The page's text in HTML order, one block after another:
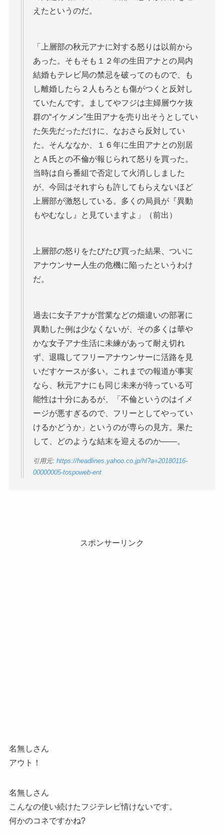
えたというのだ。
「上層部の秋元アナに対する怒りは以前から
あった。そもそも１２年の生田アナとの局内
結婚もテレビ局の禁忌を破ってのもので、も
し離婚したら２人もろとも傷がつくと反対し
ていたんです。ましてやフジは主婦層ウケ抜
群の“イケメン”生田アナを売り出そうとしてい
た矢先だっただけに、なおさら反対してい
た。そんななか、１６年に生田アナとの別居
とＡ氏との不倫が報じられて怒りを買った。
当時は自ら番組で否定して火消ししました
が、今回はそれすらも許してもらえないほど
上層部が激怒している。多くの局員が『異動
もやむなし』と見ていますよ」（前出）
上層部の怒りをたびたび買った結果、ついに
アナウンサー人生の危機に陥ったというわけ
だ。
過去に女子アナが営業などの畑違いの部署に
異動した例は少なくないが、その多くは華や
かな女子アナ生活に未練があって耐え切れ
ず、退職してフリーアナウンサーに活路を見
いだすケースが多い。これまでの報道が事実
なら、秋元アナにも同じ未来が待っている可
能性は十分にあるが、「不倫というのはイメ
ージが悪すぎるので、フリーとしてやってい
けるかどうか」というのが専らの見方。果た
して、どのような結末を迎えるのか――。
引用元: https://headlines.yahoo.co.jp/hl?a=20180116-
00000005-tospoweb-ent
スポンサーリンク
名無しさん
アウト！
名無しさん
こんなの使い続けたフジテレビ情けないです。
何かのコネですかね?